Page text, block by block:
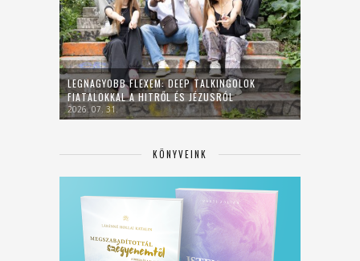
LEGNAGYOBB FLEXEM: DEEP TALKINGOLOK
FIATALOKKAL A HITRŐL ÉS JÉZUSRÓL
2026. 07. 31.
KÖNYVEINK